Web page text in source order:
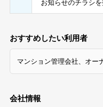
お知らせのチラシ
おすすめしたい利用者
マンション管理会社、オー
会社情報